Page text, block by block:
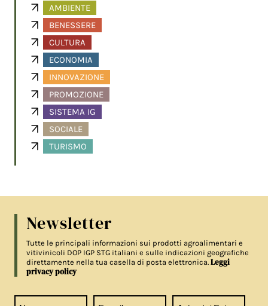
AMBIENTE
BENESSERE
CULTURA
ECONOMIA
INNOVAZIONE
PROMOZIONE
SISTEMA IG
SOCIALE
TURISMO
Newsletter
Tutte le principali informazioni sui prodotti agroalimentari e
vitivinicoli DOP IGP STG italiani e sulle indicazioni geografiche
direttamente nella tua casella di posta elettronica.Leggi
privacy policy